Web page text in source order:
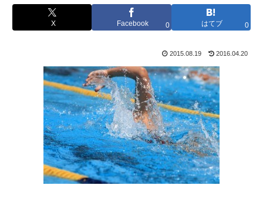
X Facebook 0 はてブ 0
2015.08.19 2016.04.20